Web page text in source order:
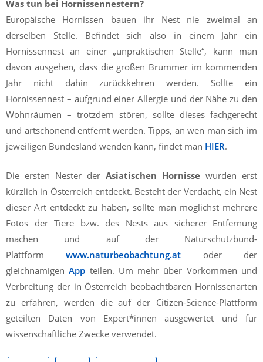
Was tun bei Hornissennestern?
Europäische Hornissen bauen ihr Nest nie zweimal an
derselben Stelle. Befindet sich also in einem Jahr ein
Hornissennest an einer „unpraktischen Stelle“, kann man
davon ausgehen, dass die großen Brummer im kommenden
Jahr nicht dahin zurückkehren werden. Sollte ein
Hornissennest – aufgrund einer Allergie und der Nähe zu den
Wohnräumen – trotzdem stören, sollte dieses fachgerecht
und artschonend entfernt werden. Tipps, an wen man sich im
jeweiligen Bundesland wenden kann, findet man HIER.
Die ersten Nester der Asiatischen Hornisse wurden erst
kürzlich in Österreich entdeckt. Besteht der Verdacht, ein Nest
dieser Art entdeckt zu haben, sollte man möglichst mehrere
Fotos der Tiere bzw. des Nests aus sicherer Entfernung
machen und auf der Naturschutzbund-
Plattformwww.naturbeobachtung.at oder der
gleichnamigenApp teilen. Um mehr über Vorkommen und
Verbreitung der in Österreich beobachtbaren Hornissenarten
zu erfahren, werden die auf der Citizen-Science-Plattform
geteilten Daten von Expert*innen ausgewertet und für
wissenschaftliche Zwecke verwendet.